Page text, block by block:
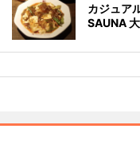
カジュア
SAUNA